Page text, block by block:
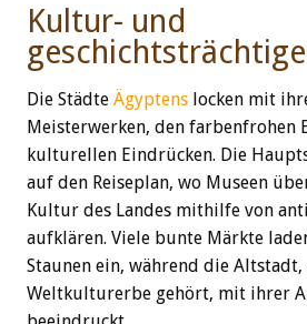
Kultur- und
Die Städte Ägyptens locken mit
Meisterwerken, den farbenfrohen
kulturellen Eindrücken. Die
auf den Reiseplan, wo Museen
Kultur des Landes mithilfe von
aufklären. Viele bunte Märkte
Staunen ein, während die
Weltkulturerbe gehört, mit ihrer